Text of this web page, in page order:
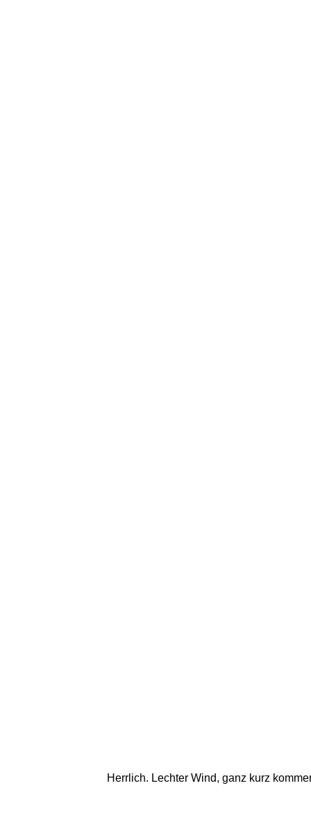
Herrlich. Lechter Wind, ganz kurz